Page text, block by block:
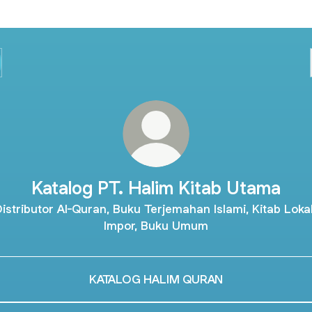
Katalog PT. Halim Kitab Utama
Al-Quran, Buku Terjemahan Islami, Kitab
Impor, Buku Umum
KATALOG HALIM QURAN